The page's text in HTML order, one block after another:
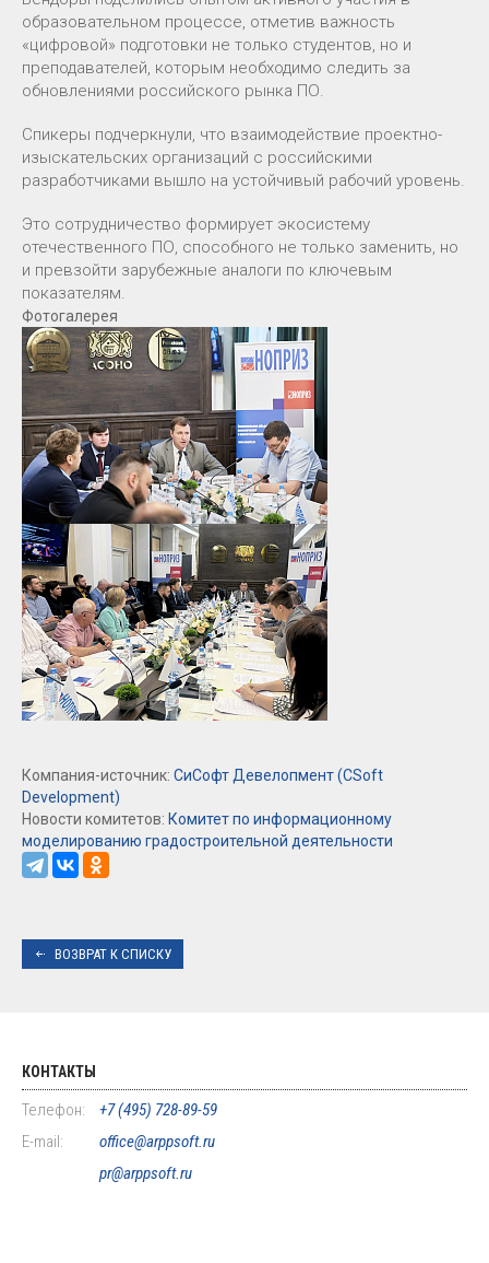
образовательном процессе, отметив важность
«цифровой» подготовки не только студентов, но и
преподавателей, которым необходимо следить за
обновлениями российского рынка ПО.
Спикеры подчеркнули, что взаимодействие проектно-
изыскательских организаций с российскими
разработчиками вышло на устойчивый рабочий уровень.
Это сотрудничество формирует экосистему
отечественного ПО, способного не только заменить, но
и превзойти зарубежные аналоги по ключевым
показателям.
Фотогалерея
Компания-источник: СиСофт Девелопмент (CSoft
Development)
Новости комитетов: Комитет по информационному
моделированию градостроительной деятельности
ВОЗВРАТ К СПИСКУ
КОНТАКТЫ
Телефон:
+7 (495) 728-89-59
E-mail:
office@arppsoft.ru
pr@arppsoft.ru